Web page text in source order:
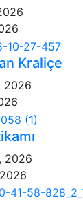
Kraliçe
2026
2026